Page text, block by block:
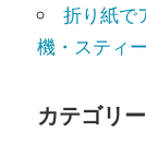
折り紙で
機・スティ
カテゴリー